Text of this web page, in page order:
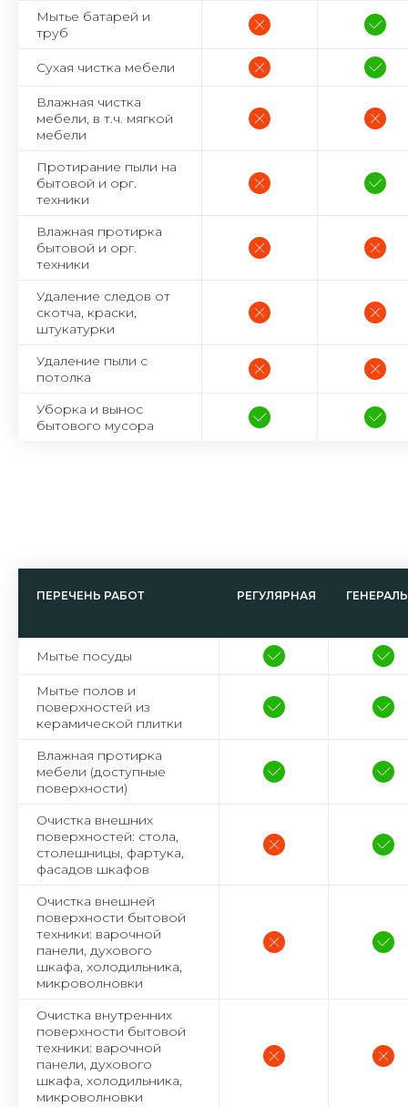
Мытье батарей и
труб
Сухая чистка мебели
Влажная чистка
мебели, в т.ч. мягкой
мебели
Протирание пыли на
бытовой и орг.
техники
Влажная протирка
бытовой и орг.
техники
Удаление следов от
скотча, краски,
штукатурки
Удаление пыли с
потолка
Уборка и вынос
бытового мусора
ПЕРЕЧЕНЬ РАБОТ РЕГУЛЯРНАЯ
Мытье посуды
Мытье полов и
поверхностей из
керамической плитки
Влажная протирка
мебели (доступные
поверхности)
Очистка внешних
поверхностей: стола,
столешницы, фартука,
фасадов шкафов
Очистка внешней
поверхности бытовой
техники: варочной
панели, духового
шкафа, холодильника,
микроволновки
Очистка внутренних
поверхности бытовой
техники: варочной
панели, духового
шкафа, холодильника,
микроволновки